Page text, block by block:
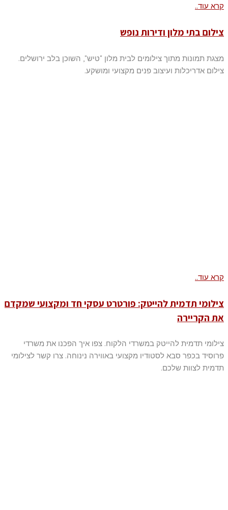
קרא עוד..
צילום בתי מלון ודירות נופש
מצגת תמונות מתוך צילומים לבית מלון "טיש", השוכן בלב ירושלים.
צילום אדריכלות ועיצוב פנים מקצועי ומושקע.
קרא עוד..
צילומי תדמית להייטק: פורטרט עסקי חד ומקצועי שמקדם
את הקריירה
צילומי תדמית להייטק במשרדי הלקוח. צפו איך הפכנו את משרדי
פרוסיד בכפר סבא לסטודיו מקצועי באווירה נינוחה. צרו קשר לצילומי
תדמית לצוות שלכם.